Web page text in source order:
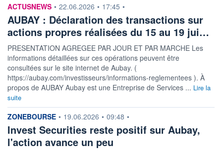
information fournie par
ACTUSNEWS • 22.06.2026 • 17:45 •
AUBAY : Déclaration des transactions sur
actions propres réalisées du 15 au 19 jui…
PRESENTATION AGREGEE PAR JOUR ET PAR MARCHE Les
informations détaillées sur ces opérations peuvent être
consultées sur le site internet de Aubay. (
https://aubay.com/investisseurs/informations-reglementees ). À
propos de AUBAY Aubay est une Entreprise de Services ... Lire la
suite
information fournie par
ZONEBOURSE • 19.06.2026 • 09:48 •
Invest Securities reste positif sur Aubay,
l'action avance un peu